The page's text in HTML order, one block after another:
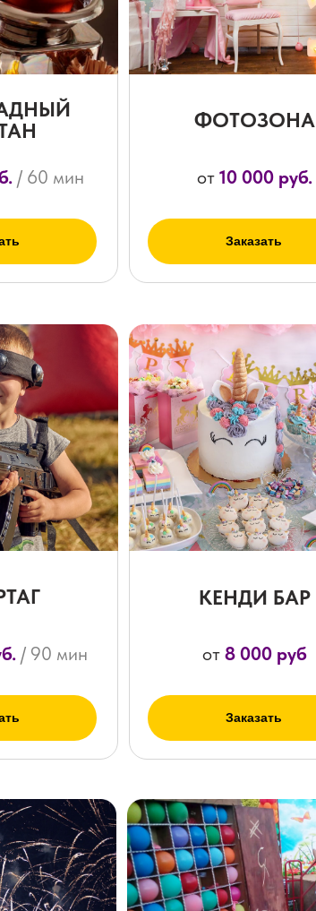
КЕНДИ БАР
от 8 000 руб
Заказать
/ 90 мин
ФОТОЗОНА
от 10 000 руб.
Заказать
/ 60 мин